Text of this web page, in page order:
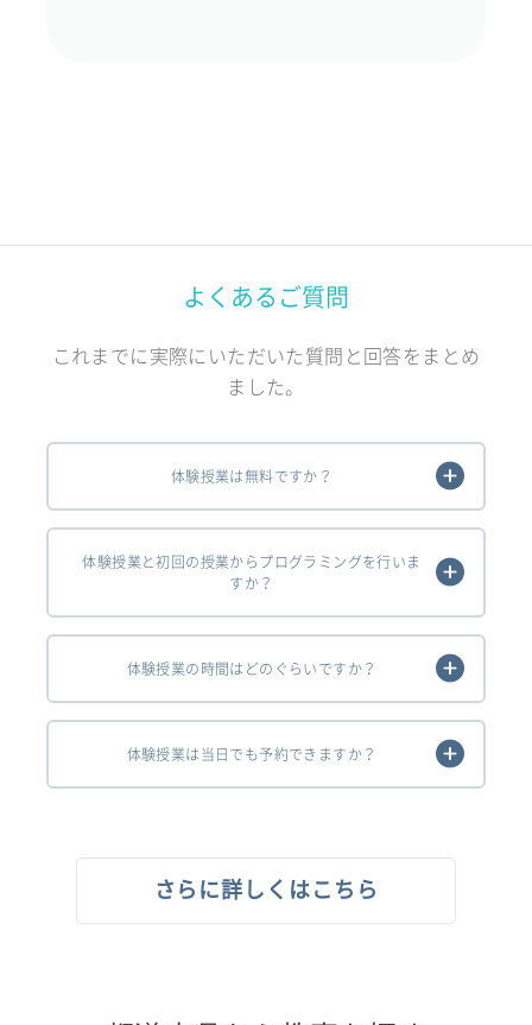
よくあるご質問
これまでに実際にいただいた質問と回答をまとめ
ました。
体験授業は無料ですか？
体験授業と初回の授業からプログラミングを行いま
すか？
体験授業の時間はどのぐらいですか？
体験授業は当日でも予約できますか？
さらに詳しくはこちら